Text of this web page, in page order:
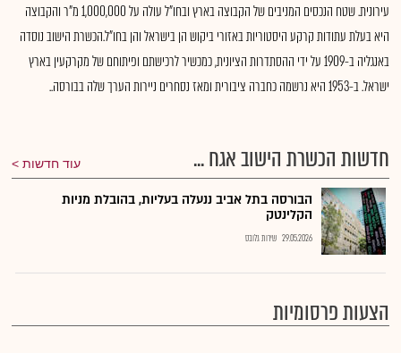
עירונית. שטח הנכסים המניבים של הקבוצה בארץ ובחו"ל עולה על 1,000,000 מ"ר והקבוצה
היא בעלת עתודות קרקע היסטוריות באזורי ביקוש הן בישראל והן בחו"ל.הכשרת הישוב נוסדה
באנגליה ב-1909 על ידי ההסתדרות הציונית, כמכשיר לרכישתם ופיתוחם של מקרקעין בארץ
ישראל. ב-1953 היא נרשמה כחברה ציבורית ומאז נסחרים ניירות הערך שלה בבורסה..
חדשות הכשרת הישוב אגח ... עוד חדשות
הבורסה בתל אביב ננעלה בעליות, בהובלת מניות
הקלינטק
29.05.2026 שירות גלובס
הצעות פרסומיות